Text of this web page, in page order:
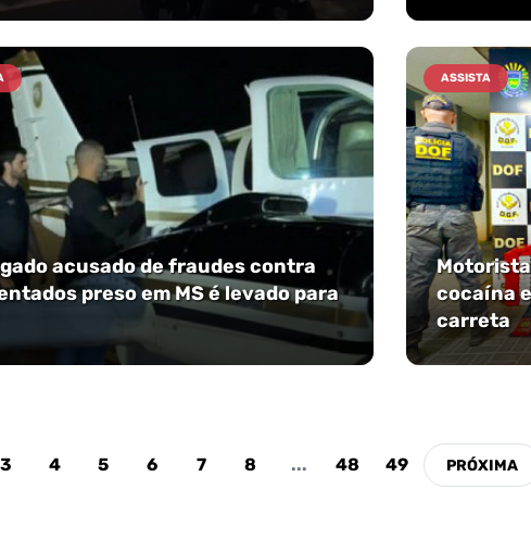
acusado de fraudes contra
preso em MS é levado para
ASSISTA
cocaína
carreta
3 4 5 6 7 8 ... 48 49